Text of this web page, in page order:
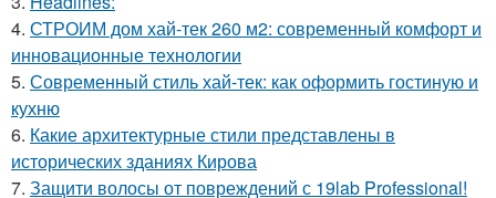
4. СТРОИМ дом хай-тек 260 м2: современный комфорт и
инновационные технологии
5. Современный стиль хай-тек: как оформить гостиную и
кухню
6. Какие архитектурные стили представлены в
исторических зданиях Кирова
7. Защити волосы от повреждений с 19lab Professional!